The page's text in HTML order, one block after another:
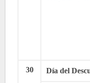
30 Día del